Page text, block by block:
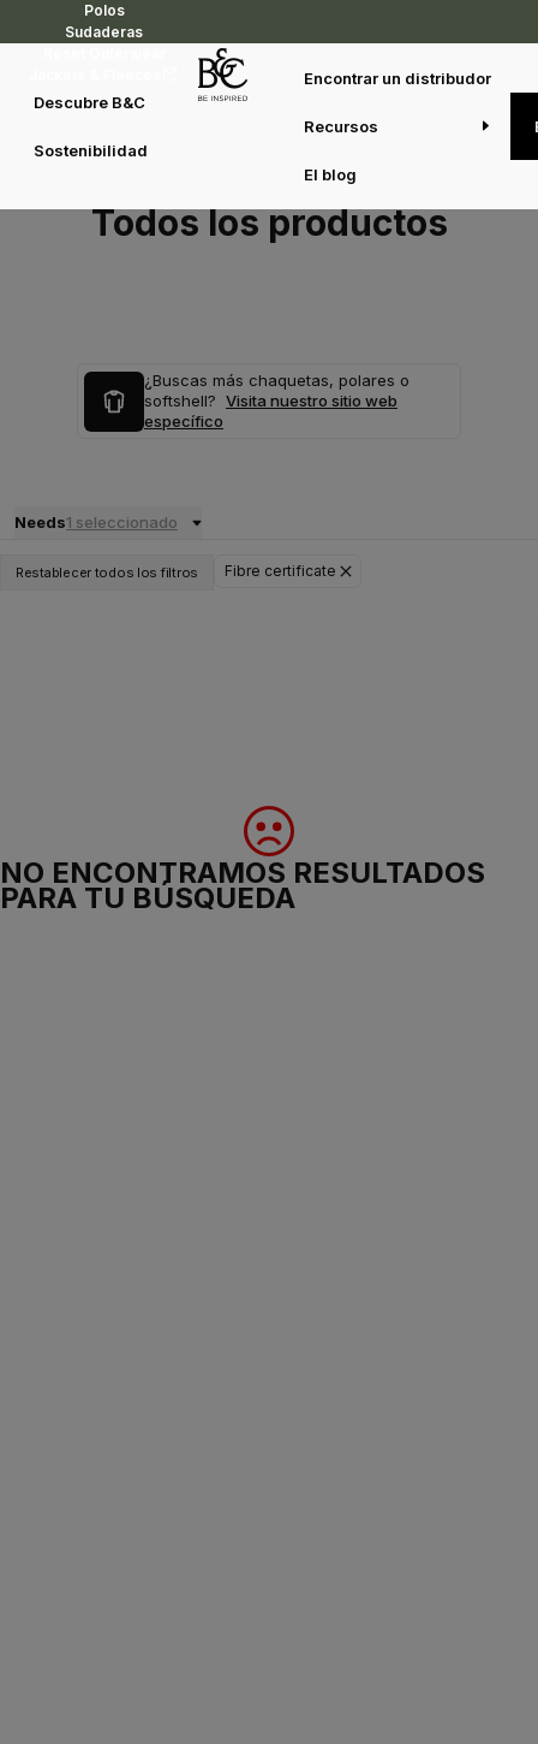
Polos
Sudaderas
Descubre B&C
Sostenibilidad
Encontrar un distribudor
Recursos
El blog
Todos los productos
¿Buscas más chaquetas, polares o
softshell? Visita nuestro sitio web
específico
Needs1 seleccionado
Restablecer todos los filtros Fibre certificate
NO ENCONTRAMOS RESULTADOS
PARA TU BÚSQUEDA